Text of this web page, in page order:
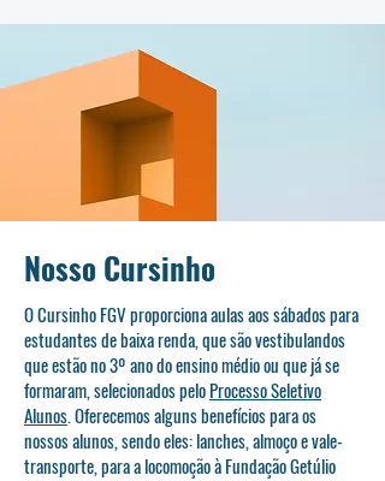
Nosso Cursinho
O Cursinho FGV proporciona aulas aos sábados para
estudantes de baixa renda, que são vestibulandos
que estão no 3º ano do ensino médio ou que já se
formaram, selecionados peloProcesso Seletivo
Alunos. Oferecemos alguns benefícios para os
nossos alunos, sendo eles: lanches, almoço e vale-
transporte, para a locomoção à Fundação Getúlio